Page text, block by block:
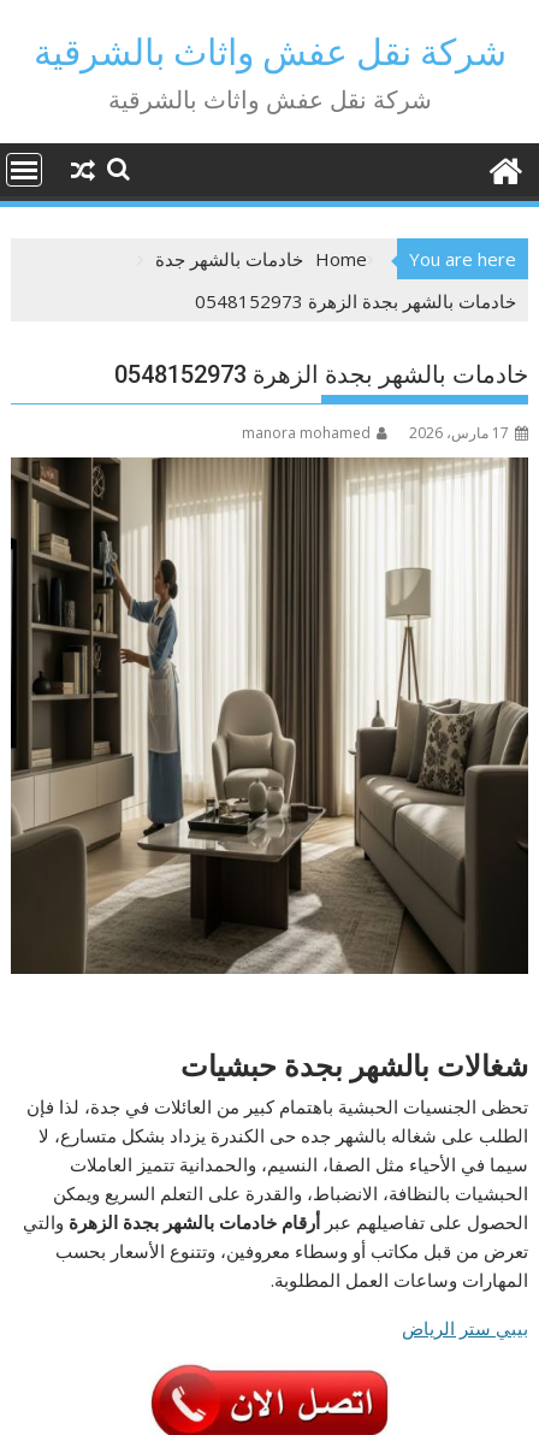
contentشركة نقل عفش واثاث بالشرقية
شركة نقل عفش واثاث بالشرقية
You are here
Home خادمات بالشهر جدة
خادمات بالشهر بجدة الزهرة 0548152973
خادمات بالشهر بجدة الزهرة 0548152973
17 مارس، 2026 manora mohamed
شغالات بالشهر بجدة حبشيات
تحظى الجنسيات الحبشية باهتمام كبير من العائلات في جدة، لذا فإن
الطلب على شغاله بالشهر جده حى الكندرة يزداد بشكل متسارع، لا
سيما في الأحياء مثل الصفا، النسيم، والحمدانية تتميز العاملات
الحبشيات بالنظافة، الانضباط، والقدرة على التعلم السريع ويمكن
الحصول على تفاصيلهم عبرأرقام خادمات بالشهر بجدة الزهرة والتي
تعرض من قبل مكاتب أو وسطاء معروفين، وتتنوع الأسعار بحسب
المهارات وساعات العمل المطلوبة.
بيبي ستر الرياض